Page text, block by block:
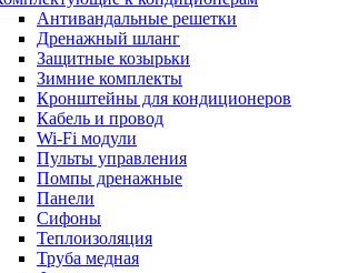
Антивандальные решетки
Дренажный шланг
Защитные козырьки
Зимние комплекты
Кронштейны для кондиционеров
Кабель и провод
Wi-Fi модули
Пульты управления
Помпы дренажные
Панели
Сифоны
Теплоизоляция
Труба медная